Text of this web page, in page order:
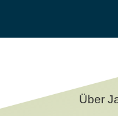
Über